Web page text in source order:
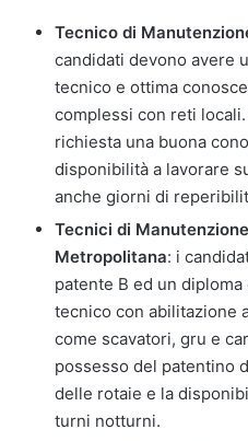
Tecnico di
candidati devono avere
tecnico e ottima
complessi con reti
richiesta una buona
disponibilità a lavorare
anche giorni di
Tecnici di
Metropolitana: i
patente B ed un
tecnico con abilitazione
come scavatori, gru e
possesso del patentino
delle rotaie e la
turni notturni.